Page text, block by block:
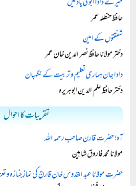
حافظ حنظلہ عمر
شفقتوں کے امین
دختر مولانا حافظ نصر الدین خان عمر
دادا جان ہماری تعلیم و تربیت کے نگہبان
دختر حافظ علم الدین ابوہریرہ
تقریبات کا احوال
آہ! حضرت قارن صاحب رحمہ اللہ
مولانا محمد فاروق شاہین
حضرت مولانا عبد القدوس خان قارنؒ کی نمازِ جنازہ و